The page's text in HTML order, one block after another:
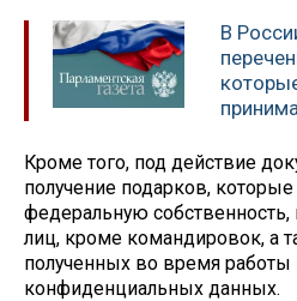
В
Кроме того, под действие
получение подарков,
федеральную собственность,
лиц, кроме командировок, а
полученных во время работы
конфиденциальных данных.